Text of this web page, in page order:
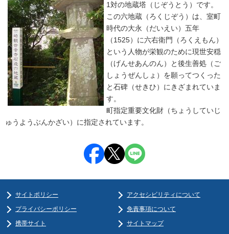
1対の地蔵塔（じぞうとう）です。
この六地蔵（ろくじぞう）は、室町
時代の大永（だいえい）五年
（1525）に六右衛門（ろくえもん）
という人物が栄観のために現世安穏
（げんせあんのん）と後生善処（ご
しょうぜんしょ）を願ってつくった
と石碑（せきひ）にきざまれていま
す。
町指定重要文化財（ちょうしていじ
ゅうようぶんかざい）に指定されています。
サイトポリシー
アクセシビリティについて
プライバシーポリシー
免責事項について
携帯サイト
サイトマップ